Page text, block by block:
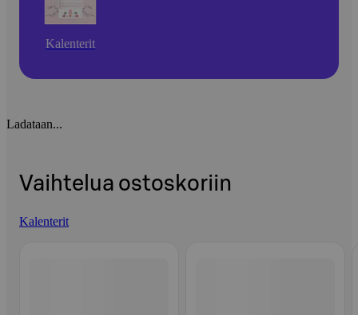
Kalenterit
Ladataan...
Vaihtelua ostoskoriin
Kalenterit